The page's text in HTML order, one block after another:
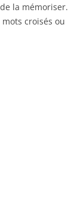
la mémoriser.
croisés ou